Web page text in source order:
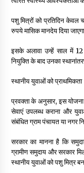
पशु मित्रों को प्रतिदिन केवल
रुपये मासिक मानदेय दिया
इसके अलावा उन्हें साल में 12
नियुक्ति के बाद उनका
स्थानीय युवाओं को प्राथमिकता
प्रवक्ता के अनुसार, इस योजना
सेवाएं उपलब्ध कराना और
संबंधित ग्राम पंचायत या नगर
सरकार का मानना है कि
ग्रामीण समुदाय और सरकार
स्थानीय युवाओं को पशु मित्र